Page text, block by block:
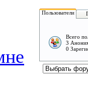
Пользователи
Всего
3
0